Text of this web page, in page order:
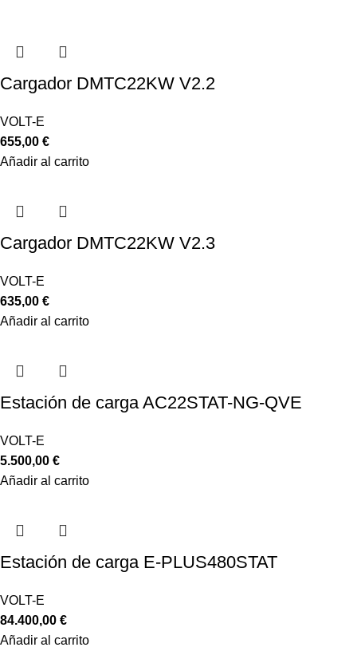
Cargador DMTC22KW V2.2
VOLT-E
655,00 €
Añadir al carrito
Cargador DMTC22KW V2.3
VOLT-E
635,00 €
Añadir al carrito
Estación de carga AC22STAT-NG-QVE
VOLT-E
5.500,00 €
Añadir al carrito
Estación de carga E-PLUS480STAT
VOLT-E
84.400,00 €
Añadir al carrito